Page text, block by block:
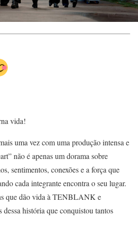
vida!
uma vez com uma produção intensa e
não é apenas um dorama sobre
sentimentos, conexões e a força que
cada integrante encontra o seu lugar.
que dão vida à TENBLANK e
dessa história que conquistou tantos